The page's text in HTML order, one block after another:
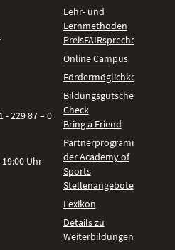
- 229 87 – 0
Uhr
Lehr- und
Lernmethoden
PreisFAIRsprechen
Online Campus
Fördermöglichkeiten
Bildungsgutschein
Check
Bring a Friend
Partnerprogramm
der Academy of
Sports
Stellenangebote
Lexikon
Details zu
Weiterbildungen